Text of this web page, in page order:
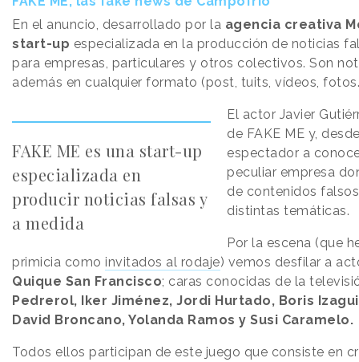
En el anuncio, desarrollado por la agencia creativa
start-up especializada en la producción de noticias
para empresas, particulares y otros colectivos. Son
además en cualquier formato (post, tuits, vídeos,
FAKE ME es una start-up
especializada en
producir noticias falsas y
a medida
El actor Javier
de FAKE ME y,
espectador a
peculiar empresa
de contenidos
distintas temáticas.
Por la escena (que
primicia como invitados al rodaje) vemos desfilar a
Quique San Francisco; caras conocidas de la
Pedrerol, Iker Jiménez, Jordi Hurtado, Boris
David Broncano, Yolanda Ramos y Susi Caramelo.
Todos ellos participan de este juego que consiste en